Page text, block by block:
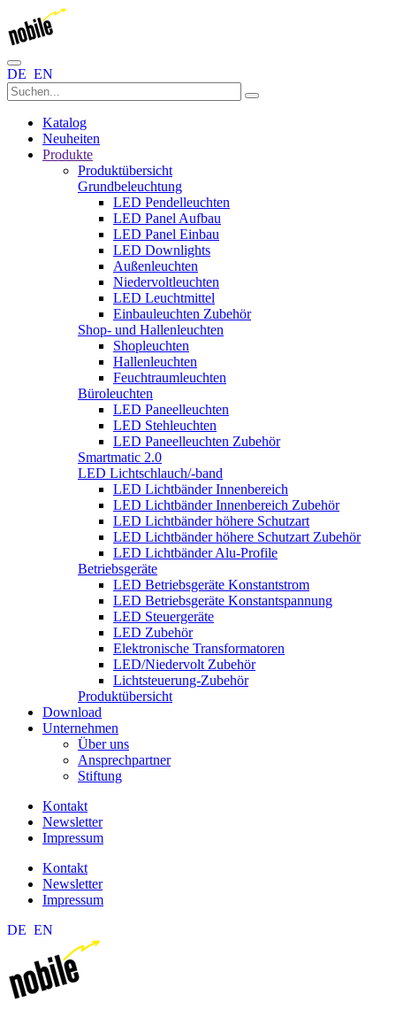
DE EN
Katalog
Neuheiten
Produkte
Produktübersicht
Grundbeleuchtung
LED Pendelleuchten
LED Panel Aufbau
LED Panel Einbau
LED Downlights
Außenleuchten
Niedervoltleuchten
LED Leuchtmittel
Einbauleuchten Zubehör
Shop- und Hallenleuchten
Shopleuchten
Hallenleuchten
Feuchtraumleuchten
Büroleuchten
LED Paneelleuchten
LED Stehleuchten
LED Paneelleuchten Zubehör
Smartmatic 2.0
LED Lichtschlauch/-band
LED Lichtbänder Innenbereich
LED Lichtbänder Innenbereich Zubehör
LED Lichtbänder höhere Schutzart
LED Lichtbänder höhere Schutzart Zubehör
LED Lichtbänder Alu-Profile
Betriebsgeräte
LED Betriebsgeräte Konstantstrom
LED Betriebsgeräte Konstantspannung
LED Steuergeräte
LED Zubehör
Elektronische Transformatoren
LED/Niedervolt Zubehör
Lichtsteuerung-Zubehör
Produktübersicht
Download
Unternehmen
Über uns
Ansprechpartner
Stiftung
Kontakt
Newsletter
Impressum
Kontakt
Newsletter
Impressum
DE EN